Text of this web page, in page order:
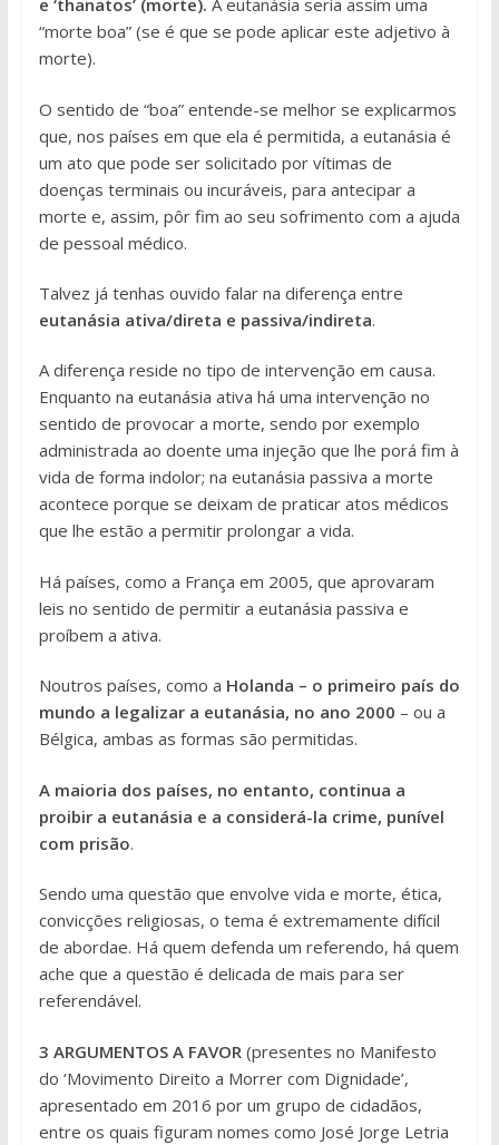
e ‘thanatos’ (morte). A eutanásia seria assim uma
“morte boa” (se é que se pode aplicar este adjetivo à
morte).
O sentido de “boa” entende-se melhor se explicarmos
que, nos países em que ela é permitida, a eutanásia é
um ato que pode ser solicitado por vítimas de
doenças terminais ou incuráveis, para antecipar a
morte e, assim, pôr fim ao seu sofrimento com a ajuda
de pessoal médico.
Talvez já tenhas ouvido falar na diferença entre
eutanásia ativa/direta e passiva/indireta.
A diferença reside no tipo de intervenção em causa.
Enquanto na eutanásia ativa há uma intervenção no
sentido de provocar a morte, sendo por exemplo
administrada ao doente uma injeção que lhe porá fim à
vida de forma indolor; na eutanásia passiva a morte
acontece porque se deixam de praticar atos médicos
que lhe estão a permitir prolongar a vida.
Há países, como a França em 2005, que aprovaram
leis no sentido de permitir a eutanásia passiva e
proíbem a ativa.
Noutros países, como a Holanda – o primeiro país do
mundo a legalizar a eutanásia, no ano 2000 – ou a
Bélgica, ambas as formas são permitidas.
A maioria dos países, no entanto, continua a
proibir a eutanásia e a considerá-la crime, punível
com prisão.
Sendo uma questão que envolve vida e morte, ética,
convicções religiosas, o tema é extremamente difícil
de abordae. Há quem defenda um referendo, há quem
ache que a questão é delicada de mais para ser
referendável.
3 ARGUMENTOS A FAVOR (presentes no Manifesto
do ‘Movimento Direito a Morrer com Dignidade’,
apresentado em 2016 por um grupo de cidadãos,
entre os quais figuram nomes como José Jorge Letria